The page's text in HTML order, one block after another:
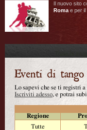
Il nuovo sito
Roma e per il
Lo sapevi che se ti registri
Iscriviti adesso, e potrai
Regione
Tutte